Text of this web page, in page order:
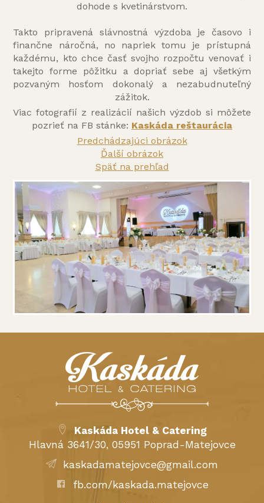
dohode s kvetinárstvom.
Takto pripravená slávnostná výzdoba je časovo i
finančne náročná, no napriek tomu je prístupná
každému, kto chce časť svojho rozpočtu venovať i
takejto forme pôžitku a dopriať sebe aj všetkým
pozvaným hosťom dokonalý a nezabudnuteľný
zážitok.
Viac fotografií z realizácií našich výzdob si môžete
pozrieť na FB stánke: Kaskáda reštaurácia
Predchádzajúci obrázok
Ďalší obrázok
Späť na prehľad
Kaskáda Hotel & Catering
Hlavná 3641/30, 05951 Poprad-Matejovce
kaskadamatejovce@gmail.com
fb.com/kaskada.matejovce